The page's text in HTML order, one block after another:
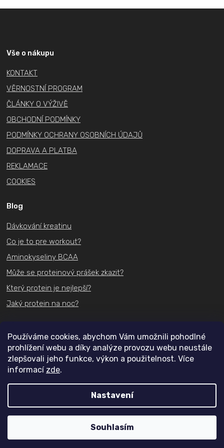
Používáme cookies, abychom Vám umožnili pohodlné
prohlížení webu a díky analýze provozu webu neustále
zlepšovali jeho funkce, výkon a použitelnost. Více
informací zde.
Nastavení
Souhlasím
Vše o nákupu
KONTAKT
VĚRNOSTNÍ PROGRAM
ČLÁNKY O VÝŽIVĚ
OBCHODNÍ PODMÍNKY
PODMÍNKY OCHRANY OSOBNÍCH ÚDAJŮ
DOPRAVA A PLATBA
REKLAMACE
COOKIES
Blog
Dávkování kreatinu
Co je to pre workout?
Aminokyseliny BCAA
Může se proteinový prášek zkazit?
Který protein je nejlepší?
Jaký protein na noc?
Kontakt
+420731 489 074
info@actifit.cz
Copyright 2026Actifit.cz. Všechna práva vyhrazena.